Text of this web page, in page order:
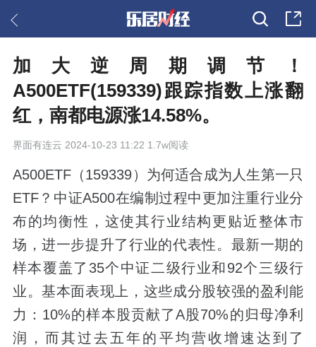
加大逆周期调节！
A500ETF(159339)跟踪指数上涨翻
红，南都电源涨14.58%。
界面有连云 2024-10-23 11:22 1.7w阅读
A500ETF（159339）为何适合成为人生第一只
ETF？中证A500在编制过程中更加注重行业分
布的均衡性，这使其行业结构更贴近整体市
场，进一步提升了行业的代表性。最新一期的
样本覆盖了35个中证二级行业和92个三级行
业。基本面表现上，这些成分股较强的盈利能
力：10%的样本股贡献了A股70%的归母净利
润，而其过去五年的平均营收增速达到了